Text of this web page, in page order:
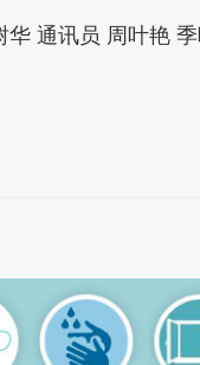
通讯员 周叶艳 季